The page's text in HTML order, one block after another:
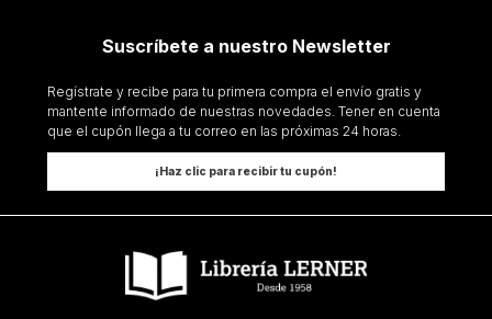
Suscríbete a nuestro Newsletter
Regístrate y recibe para tu primera compra el envío gratis y
mantente informado de nuestras novedades. Tener en cuenta
que el cupón llega a tu correo en las próximas 24 horas.
¡Haz clic para recibir tu cupón!